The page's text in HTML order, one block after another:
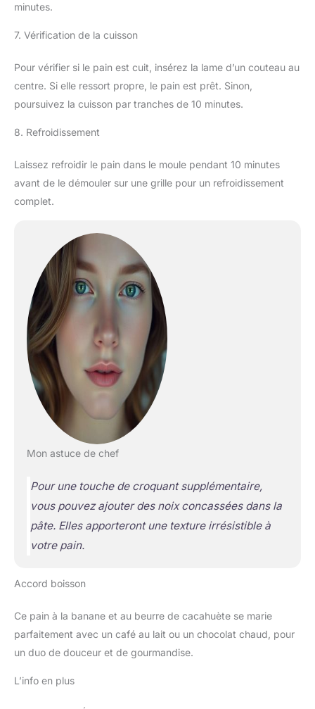
minutes.
7. Vérification de la cuisson
Pour vérifier si le pain est cuit, insérez la lame d’un couteau au
centre. Si elle ressort propre, le pain est prêt. Sinon,
poursuivez la cuisson par tranches de 10 minutes.
8. Refroidissement
Laissez refroidir le pain dans le moule pendant 10 minutes
avant de le démouler sur une grille pour un refroidissement
complet.
Mon astuce de chef
Pour une touche de croquant supplémentaire,
vous pouvez ajouter des noix concassées dans la
pâte. Elles apporteront une texture irrésistible à
votre pain.
Accord boisson
Ce pain à la banane et au beurre de cacahuète se marie
parfaitement avec un café au lait ou un chocolat chaud, pour
un duo de douceur et de gourmandise.
L’info en plus